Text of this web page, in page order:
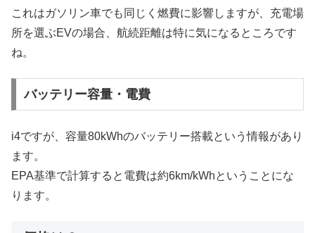
これはガソリン車でも同じく燃費に影響しますが、充電場
所を選ぶEVの場合、航続距離は特に気になるところです
ね。
バッテリー容量・電費
i4ですが、容量80kWhのバッテリー搭載という情報があり
ます。
EPA基準で計算すると電費は約6km/kWhということにな
ります。